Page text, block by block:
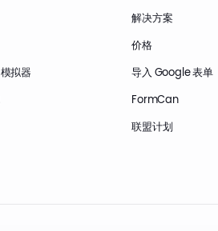
拟器
解决方案
价格
导入 Google 表单
FormCan
联盟计划